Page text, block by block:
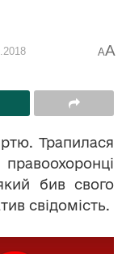
AA
Трапилася
бив свого
свідомість.